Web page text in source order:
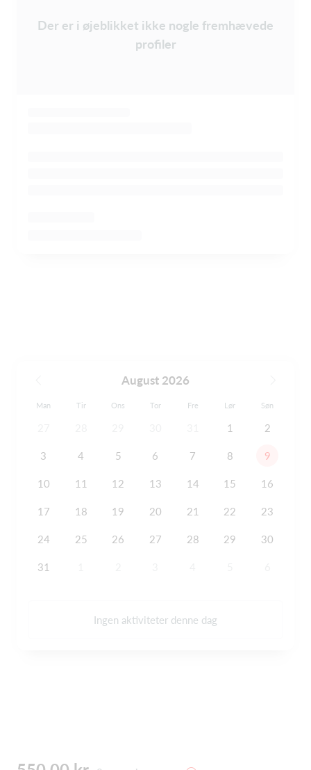
Der er i øjeblikket ikke nogle fremhævede
profiler
August 2026
Man Tir Ons Tor Fre Lør Søn
1 2
3 4 5 6 7 8 9
10 11 12 13 14 15 16
17 18 19 20 21 22 23
24 25 26 27 28 29 30
31
Ingen aktiviteter denne dag